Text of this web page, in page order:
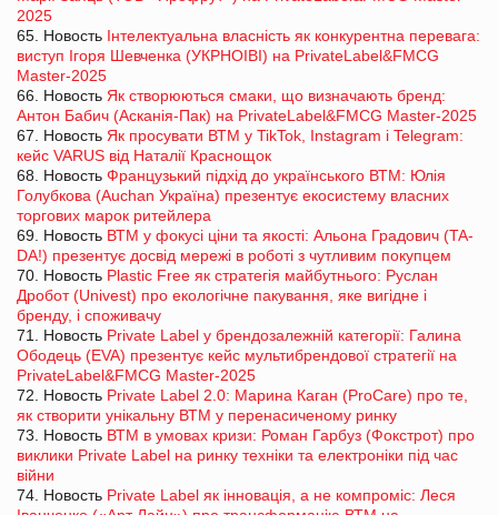
2025
65. Новость Інтелектуальна власність як конкурентна перевага:
виступ Ігоря Шевченка (УКРНОІВІ) на PrivateLabel&FMCG
Master-2025
66. Новость Як створюються смаки, що визначають бренд:
Антон Бабич (Асканія-Пак) на PrivateLabel&FMCG Master-2025
67. Новость Як просувати ВТМ у TikTok, Instagram і Telegram:
кейс VARUS від Наталії Краснощок
68. Новость Французький підхід до українського ВТМ: Юлія
Голубкова (Auchan Україна) презентує екосистему власних
торгових марок ритейлера
69. Новость ВТМ у фокусі ціни та якості: Альона Градович (TA-
DA!) презентує досвід мережі в роботі з чутливим покупцем
70. Новость Plastic Free як стратегія майбутнього: Руслан
Дробот (Univest) про екологічне пакування, яке вигідне і
бренду, і споживачу
71. Новость Private Label у брендозалежній категорії: Галина
Ободець (EVA) презентує кейс мультибрендової стратегії на
PrivateLabel&FMCG Master-2025
72. Новость Private Label 2.0: Марина Каган (ProCare) про те,
як створити унікальну ВТМ у перенасиченому ринку
73. Новость ВТМ в умовах кризи: Роман Гарбуз (Фокстрот) про
виклики Private Label на ринку техніки та електроніки під час
війни
74. Новость Private Label як інновація, а не компроміс: Леся